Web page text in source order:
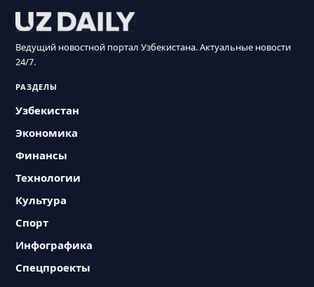
Ведущий новостной портал Узбекистана. Актуальные новости
24/7.
РАЗДЕЛЫ
Узбекистан
Экономика
Финансы
Технологии
Культура
Спорт
Инфографика
Спецпроекты